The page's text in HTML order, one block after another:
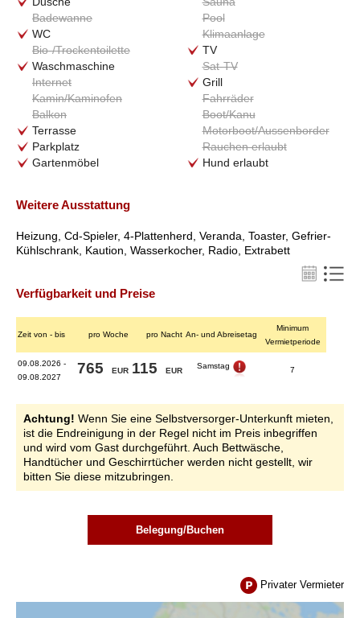
Badewanne
WC
Bio-/Trockentoilette
Waschmaschine
Pool
Klimaanlage
TV
Sat-TV
Internet
Kamin/Kaminofen
Balkon
Terrasse
Parkplatz
Gartenmöbel
Grill
Fahrräder
Boot/Kanu
Motorboot/Aussenborder
Rauchen erlaubt
Hund erlaubt
Weitere Ausstattung
Heizung Cd-Spieler, 4-Plattenherd Veranda Toaster, Gefrier-
Kühlschrank Kaution Wasserkocher, Radio Extrabett
Verfügbarkeit und Preise
Zeit von - bis pro Woche pro Nacht An- und Abreisetag
Minimum
Vermietperiode
09.08.2026 -
09.08.2027
765 115 Samstag 7
Achtung! Wenn Sie eine Selbstversorger-Unterkunft mieten,
ist die Endreinigung in der Regel nicht im Preis inbegriffen
und wird vom Gast durchgeführt. Auch Bettwäsche,
Handtücher und Geschirrtücher werden nicht gestellt, wir
bitten Sie diese mitzubringen.
Belegung/Buchen
Privater Vermieter